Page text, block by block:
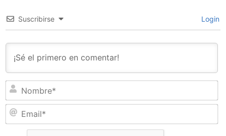
Suscribirse Login